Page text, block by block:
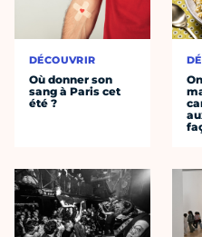
DÉCOUVRIR
Où donner son
sang à Paris cet
été ?